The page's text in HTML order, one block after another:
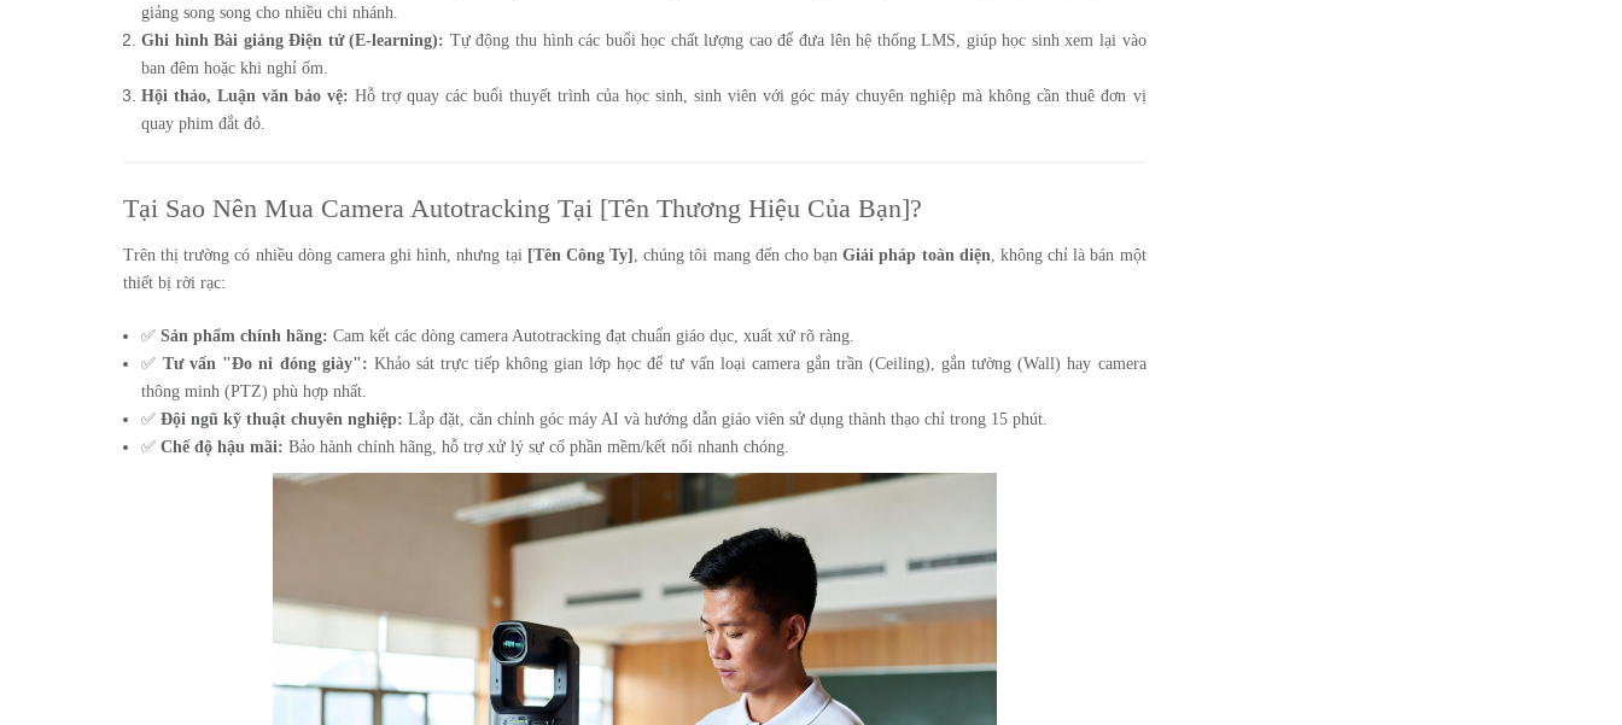
giảng song song cho nhiều chi nhánh.
Ghi hình Bài giảng Điện tử (E-learning): Tự động thu hình các buổi học chất lượng cao để đưa lên hệ thống LMS, giúp học sinh xem lại vào
ban đêm hoặc khi nghỉ ốm.
Hội thảo, Luận văn bảo vệ: Hỗ trợ quay các buổi thuyết trình của học sinh, sinh viên với góc máy chuyên nghiệp mà không cần thuê đơn vị
quay phim đắt đỏ.
Tại Sao Nên Mua Camera Autotracking Tại [Tên Thương Hiệu Của Bạn]?
Trên thị trường có nhiều dòng camera ghi hình, nhưng tại [Tên Công Ty] , chúng tôi mang đến cho bạnGiải pháp toàn diện, không chỉ là bán một
thiết bị rời rạc:
✅ Sản phẩm chính hãng: Cam kết các dòng camera Autotracking đạt chuẩn giáo dục, xuất xứ rõ ràng.
✅Tư vấn "Đo ni đóng giày": Khảo sát trực tiếp không gian lớp học để tư vấn loại camera gắn trần (Ceiling), gắn tường (Wall) hay camera
thông minh (PTZ) phù hợp nhất.
✅ Đội ngũ kỹ thuật chuyên nghiệp: Lắp đặt, căn chỉnh góc máy AI và hướng dẫn giáo viên sử dụng thành thạo chỉ trong 15 phút.
✅ Chế độ hậu mãi: Bảo hành chính hãng, hỗ trợ xử lý sự cố phần mềm/kết nối nhanh chóng.